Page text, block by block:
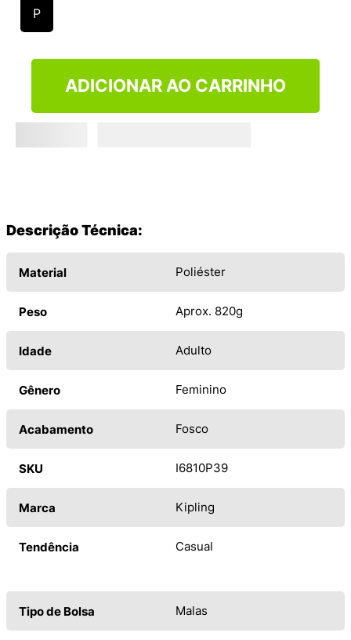
P
ADICIONAR AO CARRINHO
Descrição Técnica:
Material Poliéster
Peso Aprox. 820g
Idade Adulto
Gênero Feminino
Acabamento Fosco
SKU I6810P39
Marca Kipling
Tendência Casual
Tipo de Bolsa Malas
º
10º VANS TÊNIS VANS ULTRARANGE